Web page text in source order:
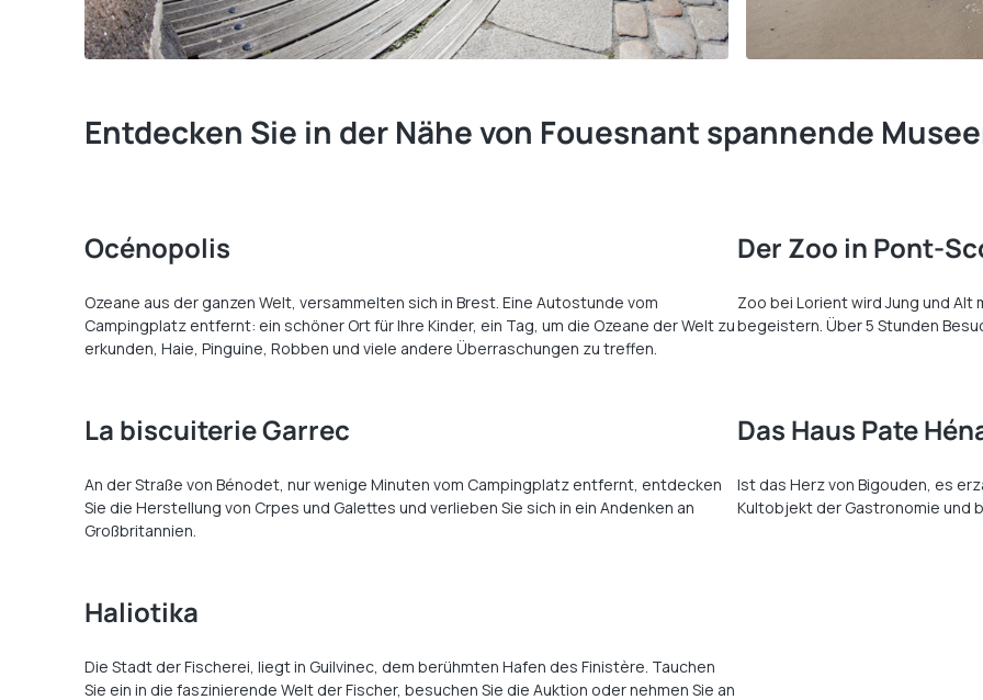
Entdecken Sie in der Nähe von Fouesnant spannende
Océnopolis
Ozeane aus der ganzen Welt, versammelten sich in Brest. Eine Autostunde vom
Campingplatz entfernt: ein schöner Ort für Ihre Kinder, ein Tag, um die Ozeane der Welt zu
erkunden, Haie, Pinguine, Robben und viele andere Überraschungen zu treffen.
Der Zoo in Pont-
Zoo bei Lorient wird Jung und
begeistern. Über 5 Stunden
La biscuiterie Garrec
An der Straße von Bénodet, nur wenige Minuten vom Campingplatz entfernt, entdecken
Sie die Herstellung von Crpes und Galettes und verlieben Sie sich in ein Andenken an
Großbritannien.
Das Haus Pate
Ist das Herz von Bigouden, es
Kultobjekt der Gastronomie und
Haliotika
Die Stadt der Fischerei, liegt in Guilvinec, dem berühmten Hafen des Finistère. Tauchen
Sie ein in die faszinierende Welt der Fischer, besuchen Sie die Auktion oder nehmen Sie an